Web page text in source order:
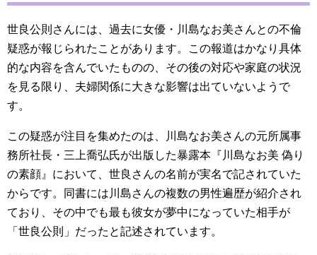
世良公則さんには、過去に女優・川島なお美さんとの不倫
疑惑が報じられたことがあります。この報道はかなり具体
的な内容を含んでいたものの、その後の対応や家庭の状況
を見る限り、夫婦関係に大きな影響は出ていないようで
す。
この疑惑が注目を集めたのは、川島なお美さんの元所属事
務所社長・三上喬弘氏が出版した暴露本『川島なお美 偽り
の素顔』において、世良さんの名前が実名で記されていた
からです。同書には川島さんの複数の男性遍歴が紹介され
ており、その中でも最も彼女が夢中になっていた相手が
「世良公則」だったと記述されています。